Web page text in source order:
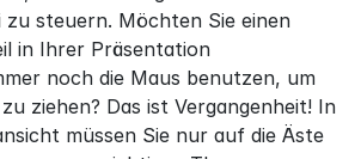
steuern. Möchten Sie einen
in Ihrer Präsentation
noch die Maus benutzen, um
ziehen? Das ist Vergangenheit! In
müssen Sie nur auf die Äste